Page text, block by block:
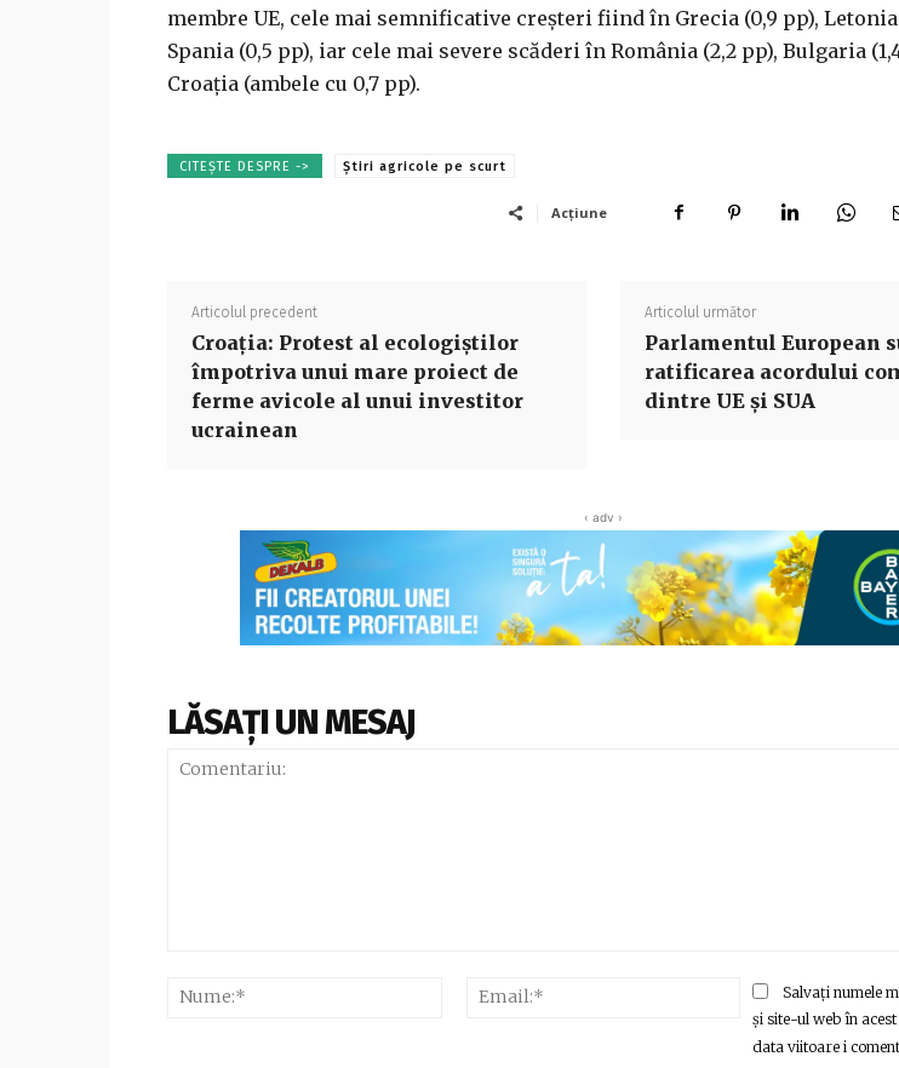
membre UE, cele mai semnificative creşteri fiind în Grecia (0,9 pp),
Spania (0,5 pp), iar cele mai severe scăderi în România (2,2 pp), Bulgaria
Croaţia (ambele cu 0,7 pp).
CITEȘTE DESPRE -> Știri agricole pe scurt
Acțiune
Articolul precedent
Croaţia: Protest al ecologiştilor
împotriva unui mare proiect de
ferme avicole al unui investitor
ucrainean
Articolul următor
Parlamentul European
ratificarea acordului
dintre UE şi SUA
‹ adv ›
LĂSAȚI UN MESAJ
Nume:*
Email:*Salvați numele
și site-ul web în
data viitoare i